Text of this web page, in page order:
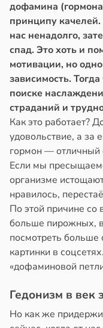
дофамина
принципу
нас ненадолго,
спад. Это хоть и
мотивации, но
зависимость.
поиске
страданий и
Как это работает?
удовольствие, а за
гормон — отличный
Если мы
организме
нравилось,
По этой причине со
больше пирожных,
посмотреть больше
картинки в
«дофаминовой
Гедонизм в век
Но как же